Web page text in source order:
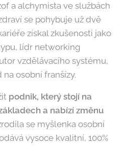
a alchymista ve službách
se pohybuje už dvě
získal zkušenosti jako
lídr networking
vzdělávacího systému,
osobní franšízy.
podnik, který stojí na
a nabízí změnu
se myšlenka osobní
vysoce kvalitní, 100%